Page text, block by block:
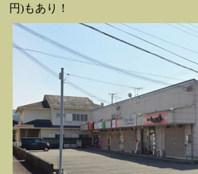
円)もあり！